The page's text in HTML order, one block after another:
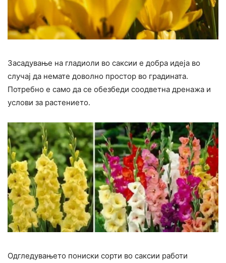
Засадување на гладиоли во саксии е добра идеја во
случај да немате доволно простор во градината.
Потребно е само да се обезбеди соодветна дренажа и
услови за растението.
Одгледувањето пониски сорти во саксии работи